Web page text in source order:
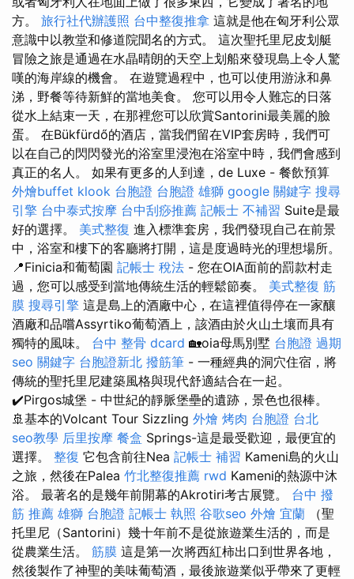
方。 旅行社代辦護照 台中整復推拿 這就是他在匈牙利公眾
意識中以教堂和修道院聞名的方式。 這次聖托里尼皮划艇
冒險之旅是通過在水晶晴朗的天空上划船來發現島上令人驚
嘆的海岸線的機會。 在遊覽過程中，也可以使用游泳和鼻
涕，野餐等待新鮮的當地美食。 您可以用令人難忘的日落
從水上結束一天，在那裡您可以欣賞Santorini最美麗的臉
蛋。 在Bükfürdő的酒店，當我們留在VIP套房時，我們可
以在自己的閃閃發光的浴室里浸泡在浴室中時，我們會感到
真正的名人。 如果有更多的人到達，de Luxe - 餐飲預算
外燴buffet klook 台胞證 台胞證 雄獅 google 關鍵字 搜尋
引擎 台中泰式按摩 台中刮痧推薦 記帳士 不補習 Suite是最
好的選擇。 美式整復 進入標準套房，我們發現自己在前景
中，浴室和樓下的客廳將打開，這是度過時光的理想場所。
📍Finicia和葡萄園 記帳士 稅法 - 您在OIA面前的罰款村走
過，您可以感受到當地傳統生活的輕鬆節奏。 美式整復 筋
膜 搜尋引擎 這是島上的酒廠中心，在這裡值得停在一家釀
酒廠和品嚐Assyrtiko葡萄酒上，該酒由於火山土壤而具有
獨特的風味。 台中 整骨 dcard 🏡oia母馬別墅 台胞證 過期
seo 關鍵字 台胞證新北 撥筋筆 - 一種經典的洞穴住宿，將
傳統的聖托里尼建築風格與現代舒適結合在一起。
✔️Pirgos城堡 - 中世紀的靜脈堡壘的遺跡，景色也很棒。
🚢基本的Volcant Tour Sizzling 外燴 烤肉 台胞證 台北
seo教學 后里按摩 餐盒 Springs-這是最受歡迎，最便宜的
選擇。 整復 它包含前往Nea 記帳士 補習 Kameni島的火山
之旅，然後在Palea 竹北整復推薦 rwd Kameni的熱源中沐
浴。 最著名的是幾年前開幕的Akrotiri考古展覽。 台中 撥
筋 推薦 雄獅 台胞證 記帳士 執照 谷歌seo 外燴 宜蘭 （聖
托里尼（Santorini）幾十年前不是從旅遊業生活的，而是
從農業生活。 筋膜 這是第一次將西紅柿出口到世界各地，
然後製作了神聖的美味葡萄酒，最後旅遊業似乎帶來了更輕